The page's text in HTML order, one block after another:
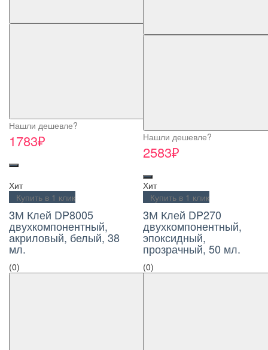
Нашли дешевле?
1783₽ Нашли дешевле?
2583₽
Хит
Купить в 1 клик
3М Клей DP8005
двухкомпонентный,
акриловый, белый, 38
мл.
(0)
Хит
Купить в 1 клик
3М Клей DP270
двухкомпонентный,
эпоксидный,
прозрачный, 50 мл.
(0)